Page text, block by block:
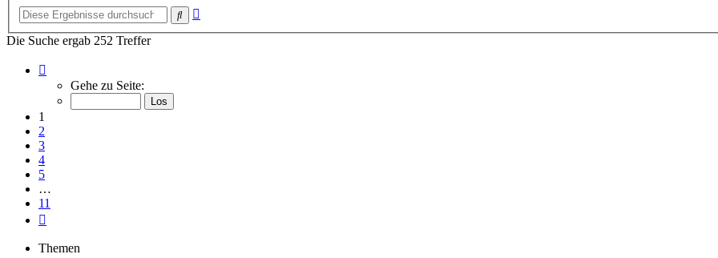
Suche
Die Suche ergab 252 Treffer
von
Gehe zu Seite:
1
2
3
4
5
…
11
Themen